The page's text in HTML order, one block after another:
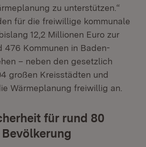
zu unterstützen.“
für die freiwillige kommunale
12,2 Millionen Euro zur
476 Kommunen in Baden-
– neben den gesetzlich
großen Kreisstädten und
Wärmeplanung freiwillig an.
für rund 80